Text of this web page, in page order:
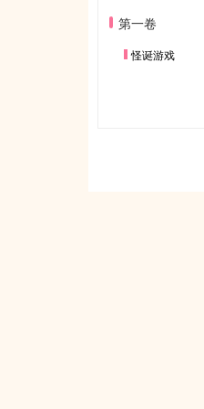
第一卷
怪诞游戏